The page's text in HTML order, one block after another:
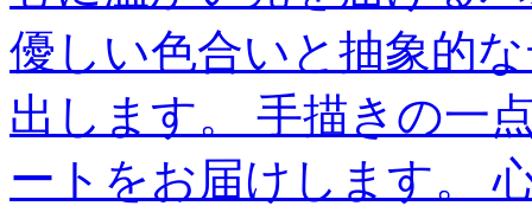
優しい色合いと抽象的
出します。 手描きの一
ートをお届けします。